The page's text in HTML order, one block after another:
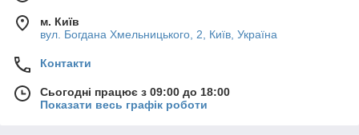
м. Київ
вул. Богдана Хмельницького, 2, Київ, Україна
Контакти
Сьогодні працює з 09:00 до 18:00
Показати весь графік роботи